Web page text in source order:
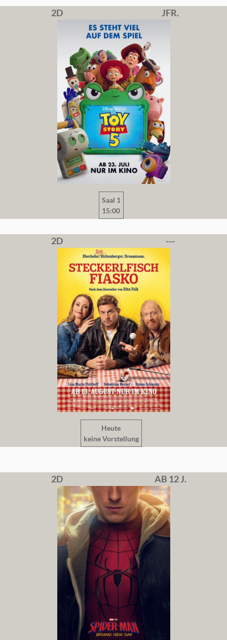
2D JFR.
Saal 1
15:00
2D ---
Heute
keine Vorstellung
2D AB 12 J.